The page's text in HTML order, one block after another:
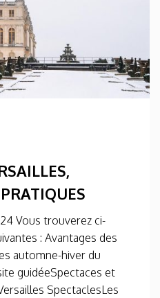
Vous trouverez ci-
: Avantages des
automne-hiver du
guidéeSpectaces et
SpectaclesLes